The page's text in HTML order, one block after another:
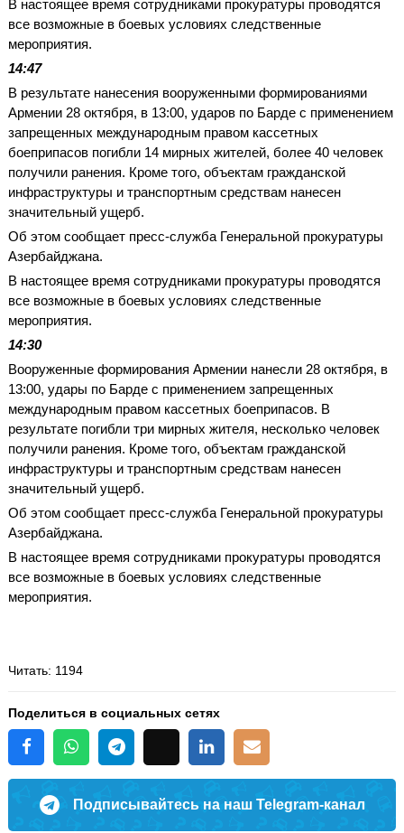
В настоящее время сотрудниками прокуратуры проводятся
все возможные в боевых условиях следственные
мероприятия.
14:47
В результате нанесения вооруженными формированиями
Армении 28 октября, в 13:00, ударов по Барде с применением
запрещенных международным правом кассетных
боеприпасов погибли 14 мирных жителей, более 40 человек
получили ранения. Кроме того, объектам гражданской
инфраструктуры и транспортным средствам нанесен
значительный ущерб.
Об этом сообщает пресс-служба Генеральной прокуратуры
Азербайджана.
В настоящее время сотрудниками прокуратуры проводятся
все возможные в боевых условиях следственные
мероприятия.
14:30
Вооруженные формирования Армении нанесли 28 октября, в
13:00, удары по Барде с применением запрещенных
международным правом кассетных боеприпасов. В
результате погибли три мирных жителя, несколько человек
получили ранения. Кроме того, объектам гражданской
инфраструктуры и транспортным средствам нанесен
значительный ущерб.
Об этом сообщает пресс-служба Генеральной прокуратуры
Азербайджана.
В настоящее время сотрудниками прокуратуры проводятся
все возможные в боевых условиях следственные
мероприятия.
Читать: 1194
Поделиться в социальных сетях
Подписывайтесь на наш Telegram-канал